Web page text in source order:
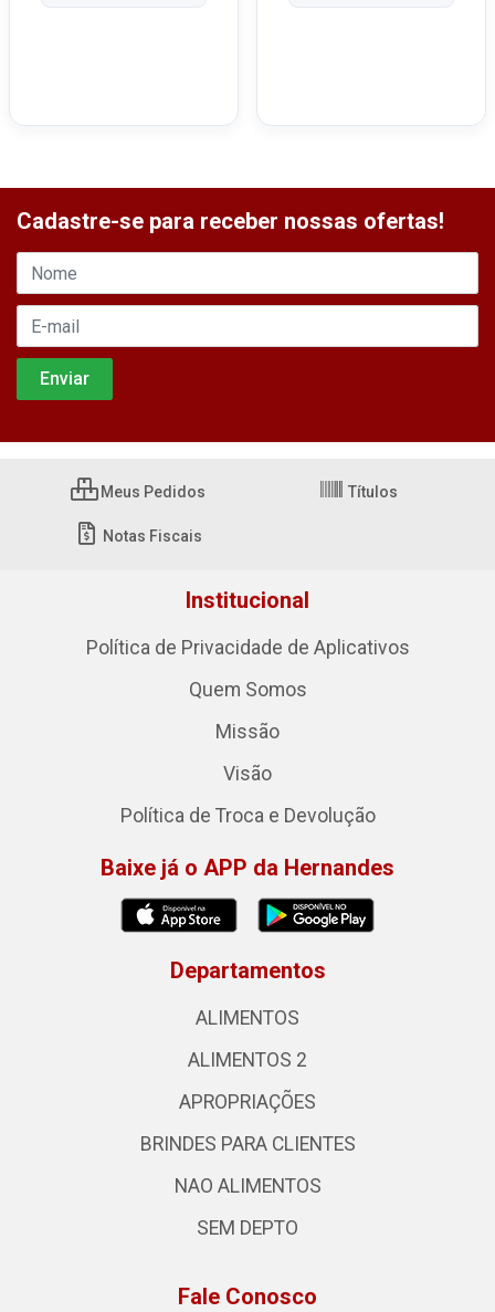
Cadastre-se para receber nossas ofertas!
Meus Pedidos Títulos
Notas Fiscais
Institucional
Política de Privacidade de Aplicativos
Quem Somos
Missão
Visão
Política de Troca e Devolução
Baixe já o APP da Hernandes
Departamentos
ALIMENTOS
ALIMENTOS 2
APROPRIAÇÕES
BRINDES PARA CLIENTES
NAO ALIMENTOS
SEM DEPTO
Fale Conosco